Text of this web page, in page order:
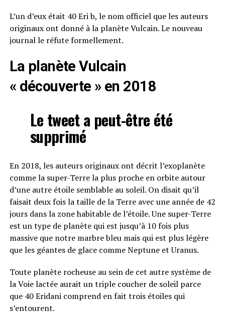
L’un d’eux était 40 Eri b, le nom officiel que les auteurs
originaux ont donné à la planète Vulcain. Le nouveau
journal le réfute formellement.
La planète Vulcain
« découverte » en 2018
Le tweet a peut-être été
supprimé
En 2018, les auteurs originaux ont décrit l’exoplanète
comme la super-Terre la plus proche en orbite autour
d’une autre étoile semblable au soleil. On disait qu’il
faisait deux fois la taille de la Terre avec une année de 42
jours dans la zone habitable de l’étoile. Une super-Terre
est un type de planète qui est jusqu’à 10 fois plus
massive que notre marbre bleu mais qui est plus légère
que les géantes de glace comme Neptune et Uranus.
Toute planète rocheuse au sein de cet autre système de
la Voie lactée aurait un triple coucher de soleil parce
que 40 Eridani comprend en fait trois étoiles qui
s’entourent.